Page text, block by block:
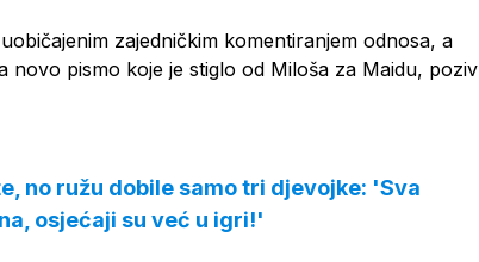
zajedničkim komentiranjem odnosa, a
novo pismo koje je stiglo od Miloša za Maidu, poziv
no ružu dobile samo tri djevojke: 'Sva
osjećaji su već u igri!'